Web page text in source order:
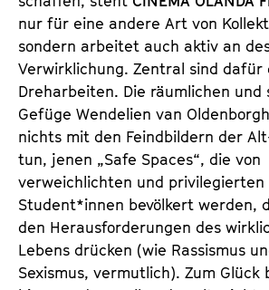
nur für eine andere Art von
sondern arbeitet auch aktiv an
Verwirklichung. Zentral sind dafür
Dreharbeiten. Die räumlichen und
Gefüge Wendelien van
nichts mit den Feindbildern der
tun, jenen „Safe Spaces“, die von
verweichlichten und privilegierten
Student*innen bevölkert werden,
den Herausforderungen des
Lebens drücken (wie Rassismus
Sexismus, vermutlich). Zum Glück